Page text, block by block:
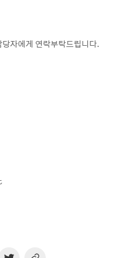
자에게 연락부탁드립니다.